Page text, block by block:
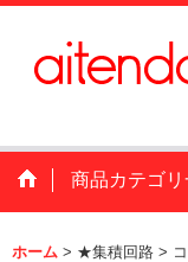
商品カテゴリ
ホーム > ★集積回路 >